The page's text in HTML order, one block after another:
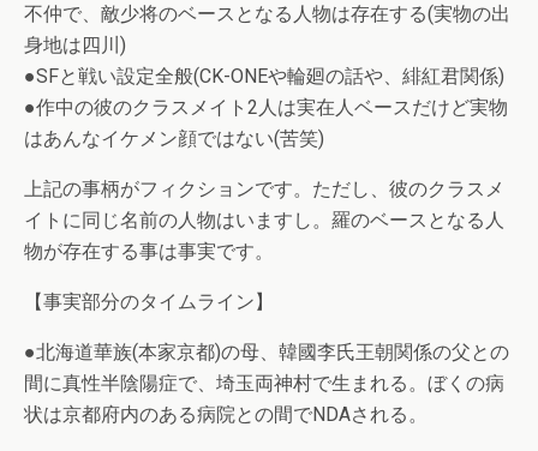
不仲で、敵少将のベースとなる人物は存在する(実物の出
身地は四川)
●SFと戦い設定全般(CK-ONEや輪廻の話や、緋紅君関係)
●作中の彼のクラスメイト2人は実在人ベースだけど実物
はあんなイケメン顔ではない(苦笑)
上記の事柄がフィクションです。ただし、彼のクラスメ
イトに同じ名前の人物はいますし。羅のベースとなる人
物が存在する事は事実です。
【事実部分のタイムライン】
●北海道華族(本家京都)の母、韓國李氏王朝関係の父との
間に真性半陰陽症で、埼玉両神村で生まれる。ぼくの病
状は京都府内のある病院との間でNDAされる。